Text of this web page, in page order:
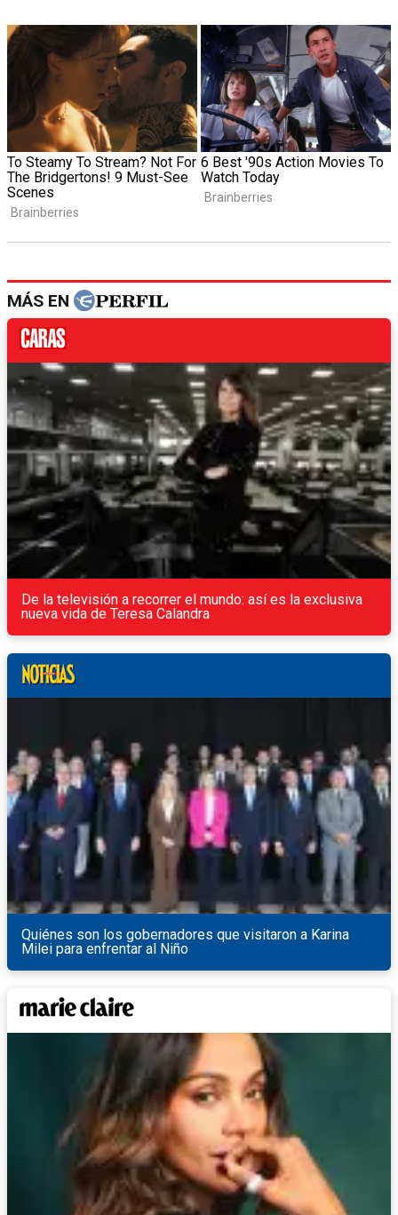
MÁS EN
De la televisión a recorrer el mundo: así es la exclusiva
nueva vida de Teresa Calandra
Quiénes son los gobernadores que visitaron a Karina
Milei para enfrentar al Niño